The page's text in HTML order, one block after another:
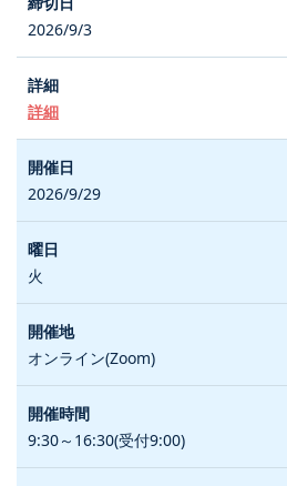
2026/9/3
詳細
2026/9/29
火
オンライン(Zoom)
9:30～16:30(受付9:00)